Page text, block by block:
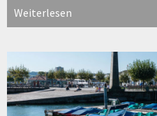
Weiterlesen